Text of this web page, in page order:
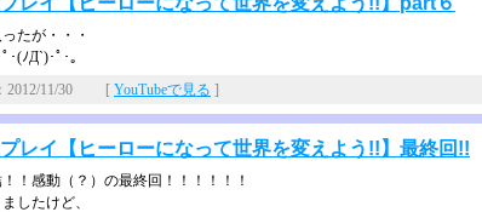
たが・・・
･(ﾉД`)･ﾟ･｡
2012/11/30 [ YouTubeで見る ]
レイ【ヒーローになって世界を変えよう!!】最終回!!
！感動（？）の最終回！！！！！！
したけど、